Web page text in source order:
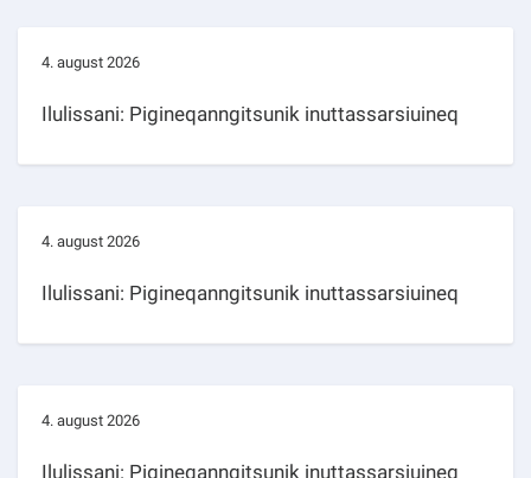
4. august 2026
Ilulissani: Pigineqanngitsunik inuttassarsiuineq
4. august 2026
Ilulissani: Pigineqanngitsunik inuttassarsiuineq
4. august 2026
Ilulissani: Pigineqanngitsunik inuttassarsiuineq